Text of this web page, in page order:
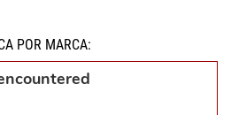
POR MARCA: